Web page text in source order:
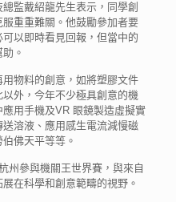
監戴紹龍先生表示，同學創
重重難關。他鼓勵參加者要
以即時看見回報，但當中的
。
物料的創意，如將塑膠文件
外，今年不少極具創意的機
用手機及VR 眼鏡製造虛擬實
溶液、應用感生電流減慢磁
佛天平等等。
州參與機關王世界賽，與來自
在科學和創意範疇的視野。